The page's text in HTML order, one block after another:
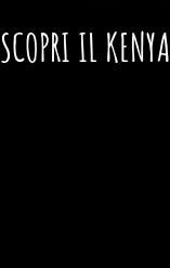
SCOPRI IL KENYA